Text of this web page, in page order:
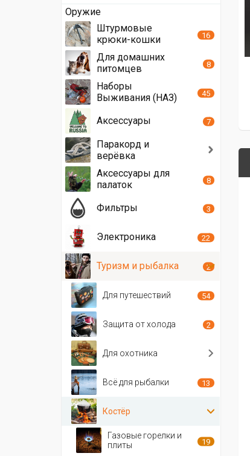
Оружие
Штурмовые
крюки-кошки
16
Для домашних
питомцев
8
Наборы
Выживания (НАЗ)
45
Аксессуары 7
Паракорд и
верёвка
Аксессуары для
палаток
8
Фильтры 3
Электроника 22
Туризм и рыбалка 2
Для путешествий 54
Защита от холода 2
Для охотника
Всё для рыбалки 13
Костёр
Газовые горелки и
плиты
19